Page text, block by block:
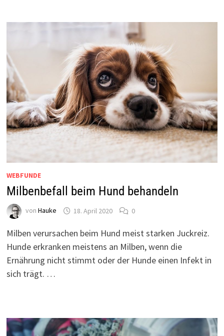
WEBFUNDE
Milbenbefall beim Hund behandeln
von Hauke 18. April 2020 0
Milben verursachen beim Hund meist starken Juckreiz.
Hunde erkranken meistens an Milben, wenn die
Ernährung nicht stimmt oder der Hunde einen Infekt in
sich trägt. …